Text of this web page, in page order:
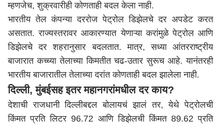
म्हणजेच, शुक्रवारीही कोणताही बदल केला नाही.
भारतीय तेल कंपन्या दररोज पेट्रोल डिझेलचे दर अपडेट करत
असतात. राज्यस्तरावर आकारण्यात येणाऱ्या करांमुळे पेट्रोल आणि
डिझेलचे दर शहरानुसार बदलतात. मात्र, सध्या आंतरराष्ट्रीय
बाजारात कच्च्या तेलाच्या किमतीत चढ-उतार सुरूच आहे. यानंतरही
भारतीय बाजारातील तेलाच्या दरांत कोणताही बदल झालेला नाही.
दिल्ली, मुंबईसह इतर महानगरांमधील दर काय?
देशाची राजधानी दिल्लीबद्दल बोलायचं झालं तर, येथे पेट्रोलची
किंमत प्रति लिटर 96.72 आणि डिझेलची किंमत 89.62 प्रति